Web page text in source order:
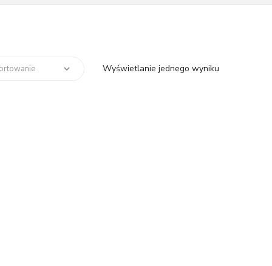
Wyświetlanie jednego wyniku